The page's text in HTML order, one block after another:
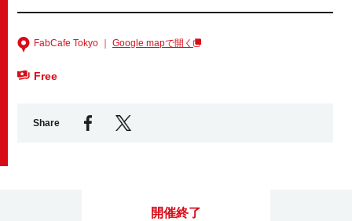
FabCafe Tokyo ｜ Google mapで開く
Free
Share
開催終了